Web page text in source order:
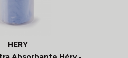
HÉRY